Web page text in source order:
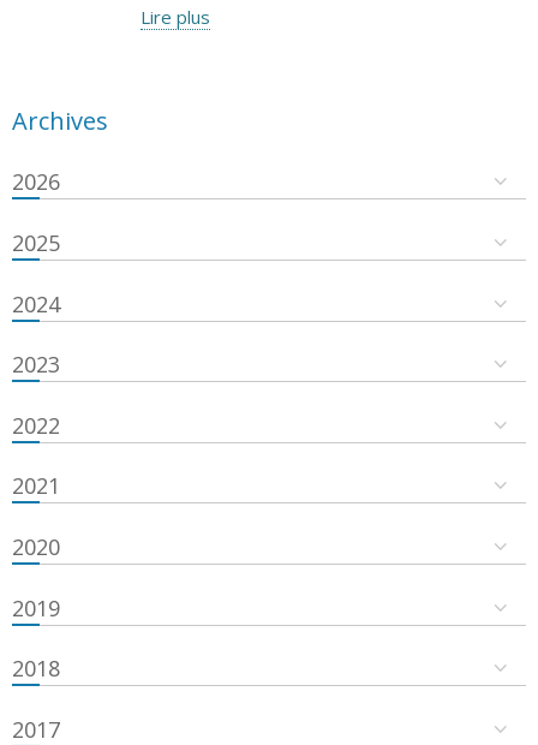
Lire plus
Archives
2026
2025
2024
2023
2022
2021
2020
2019
2018
2017